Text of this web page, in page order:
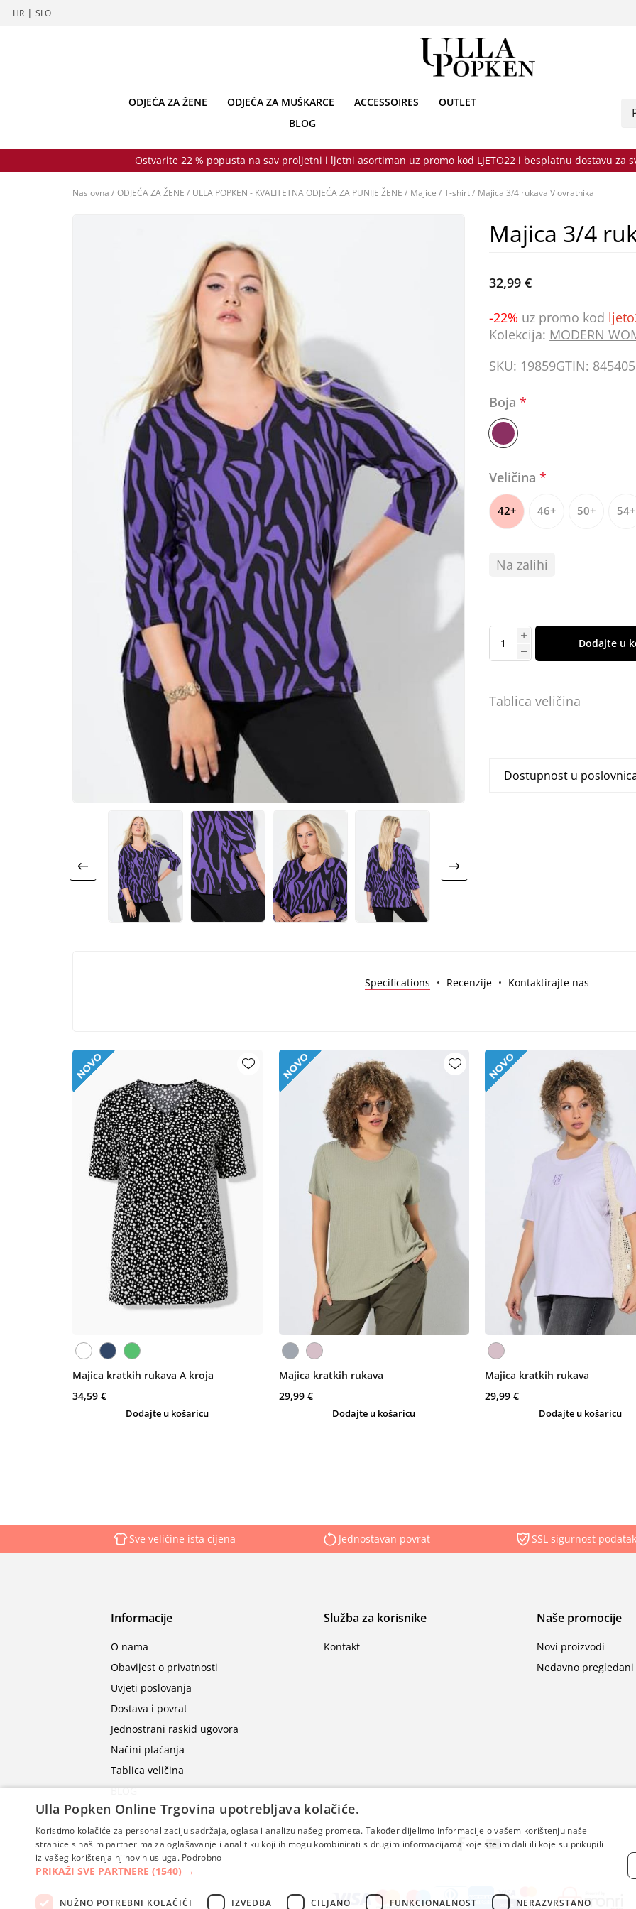
HR | SLO
ODJEĆA ZA ŽENE ODJEĆA ZA MUŠKARCE ACCESSOIRES
OUTLET
BLOG
Ostvarite 22 % popusta na sav proljetni i ljetni asortiman uz promo kod LJETO22 i besplatnu dostavu za
Naslovna / ODJEĆA ZA ŽENE / ULLA POPKEN - KVALITETNA ODJEĆA ZA PUNIJE ŽENE / Majice / T-shirt/ Majica 3/4 rukava V ovratnika
Majica 3/4
32,99 €
-22% uz promo kod
Kolekcija: MODERN
SKU: 19859GTIN: 845405
Boja*
Veličina*
42+ 46+ 50+ 54+
Na zalihi
Dodajte u
Tablica veličina
Dostupnost u
Specifications Recenzije Kontaktirajte nas
Majica kratkih rukava A kroja
34,59 €
Dodajte u košaricu
Majica kratkih rukava
29,99 €
Dodajte u košaricu
Majica kratkih rukava
29,99 €
Dodajte u košaricu
Sve veličine ista cijena Jednostavan povrat SSL sigurnost
Informacije
O nama
Obavijest o privatnosti
Uvjeti poslovanja
Dostava i povrat
Jednostrani raskid ugovora
Načini plaćanja
Tablica veličina
BLOG
Služba za korisnike
Kontakt
Naše promocije
Novi proizvodi
Nedavno
Ulla Popken Online Trgovina upotrebljava kolačiće.
Koristimo kolačiće za personalizaciju sadržaja, oglasa i analizu našeg prometa. Također dijelimo informacije o vašem korištenju naše
stranice s našim partnerima za oglašavanje i analitiku koji ih mogu kombinirati s drugim informacijama koje ste im dali ili koje su prikupili
iz vašeg korištenja njihovih usluga. Podrobno
PRIKAŽI SVE PARTNERE (1540) →
NUŽNO POTREBNI KOLAČIĆI IZVEDBA CILJANO FUNKCIONALNOST NERAZVRSTANO